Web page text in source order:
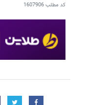
کد مطلب1607906